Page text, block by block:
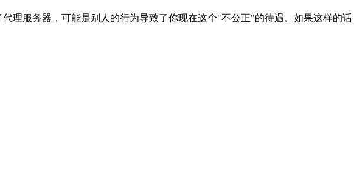
理服务器，可能是别人的行为导致了你现在这个"不公正"的待遇。如果这样的